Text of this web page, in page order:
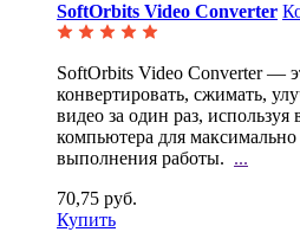
SoftOrbits Video Converter
SoftOrbits Video Converter —
конвертировать, сжимать,
видео за один раз,
компьютера для
выполнения работы. ...
70,75 руб.
Купить